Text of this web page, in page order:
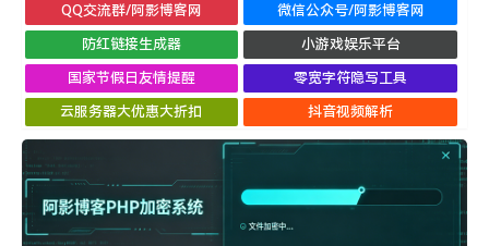
QQ交流群/阿影博客网 微信公众号/阿影博客网
防红链接生成器 小游戏娱乐平台
国家节假日友情提醒 零宽字符隐写工具
云服务器大优惠大折扣 抖音视频解析